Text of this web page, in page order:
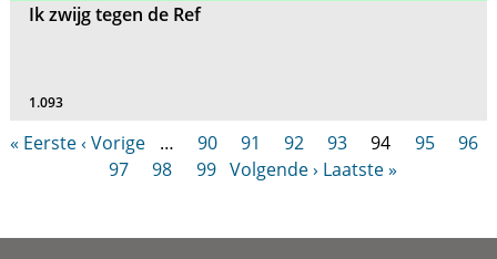
Ik zwijg tegen de Ref
1.093
« Eerste‹ Vorige … 90 91 92 93 94 95
96
97
98 99 Volgende › Laatste »